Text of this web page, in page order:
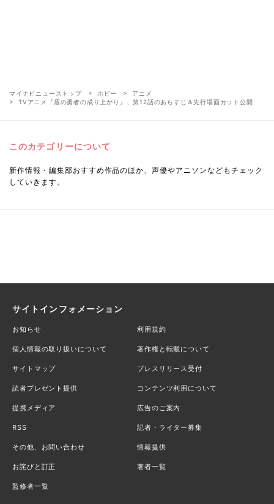
マイナビニューストップ ホビー
アニメ
TVアニメ『盾の勇者の成り上がり』、第12話のあらすじ＆先行場面カット公開
このカテゴリーについて
新作情報・編集部おすすめ作品のほか、声優やアニソンなどもチェック
していきます。
サイトインフォメーション
お知らせ 利用規約
個人情報の取り扱いについて 著作権と転載について
サイトマップ プレスリリース受付
読者プレゼント提供 コンテンツ利用について
提携メディア 広告のご案内
RSS 記者・ライター募集
その他、お問い合わせ 情報提供
お詫びと訂正 著者一覧
監修者一覧